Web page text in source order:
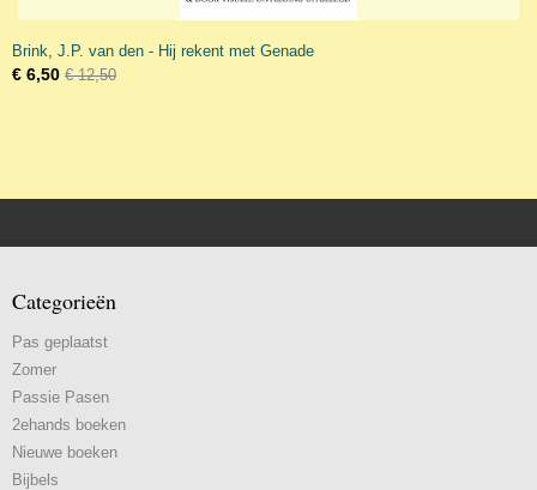
Brink, J.P. van den - Hij rekent met Genade
€ 6,50 € 12,50
Categorieën
Pas geplaatst
Zomer
Passie Pasen
2ehands boeken
Nieuwe boeken
Bijbels